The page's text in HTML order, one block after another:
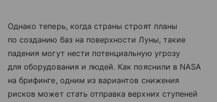
Однако теперь, когда страны строят планы
по созданию баз на поверхности Луны, такие
падения могут нести потенциальную угрозу
для оборудования и людей. Как пояснили в NASA
на брифинге, одним из вариантов снижения
рисков может стать отправка верхних ступеней